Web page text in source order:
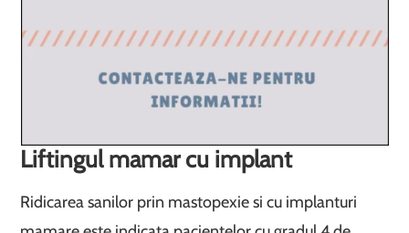
Liftingul mamar cu implant
Ridicarea sanilor prin mastopexie si cu implanturi